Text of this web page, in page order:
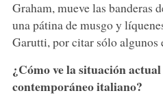
Graham, mueve las banderas
una pátina de musgo y
Garutti, por citar sólo algunos
¿Cómo ve la situación
contemporáneo italiano?